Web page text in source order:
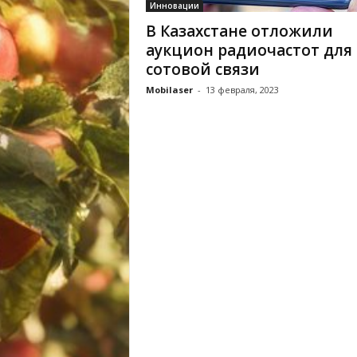
Инновации
В Казахстане отложили
аукцион радиочастот для
сотовой связи
Mobilaser - 13 февраля, 2023